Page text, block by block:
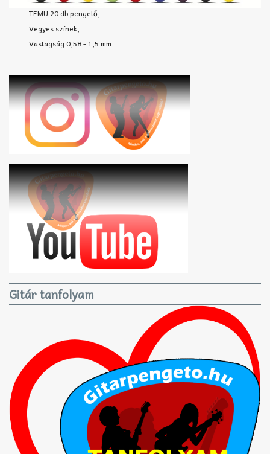
TEMU 20 db pengető,
Vegyes színek,
Vastagság 0,58 - 1,5 mm
Gitár tanfolyam